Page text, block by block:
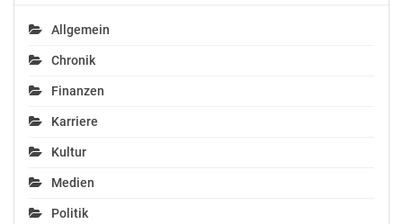
Allgemein
Chronik
Finanzen
Karriere
Kultur
Medien
Politik